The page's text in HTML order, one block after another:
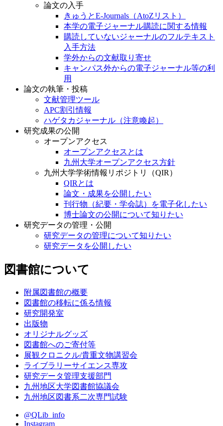
論文の入手
きゅうとE-Journals（AtoZリスト）
本学の電子ジャーナル購読に関する情報
購読していないジャーナルのフルテキスト
入手方法
学外からの文献取り寄せ
キャンパス外からの電子ジャーナル等の利
用
論文の執筆・投稿
文献管理ツール
APC割引情報
ハゲタカジャーナル（注意喚起）
研究成果の公開
オープンアクセス
オープンアクセスとは
九州大学オープンアクセス方針
九州大学学術情報リポジトリ（QIR）
QIRとは
論文・成果を公開したい
刊行物（紀要・学会誌）を電子化したい
博士論文の公開について知りたい
研究データの管理・公開
研究データの管理について知りたい
研究データを公開したい
図書館について
附属図書館の概要
図書館の移転に係る情報
研究開発室
出版物
オリジナルグッズ
図書館へのご寄付等
展観クロニクル/貴重文物講習会
ライブラリーサイエンス専攻
研究データ管理支援部門
九州地区大学図書館協議会
九州地区図書系二次専門試験
@QLib_info
Instagram